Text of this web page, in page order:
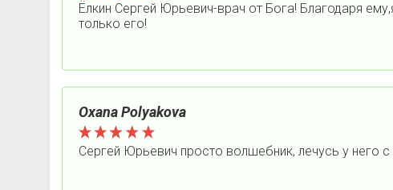
Ёлкин Сергей Юрьевич-врач от Бога! Благодаря
только его!
Oxana Polyakova
Сергей Юрьевич просто волшебник, лечусь у него